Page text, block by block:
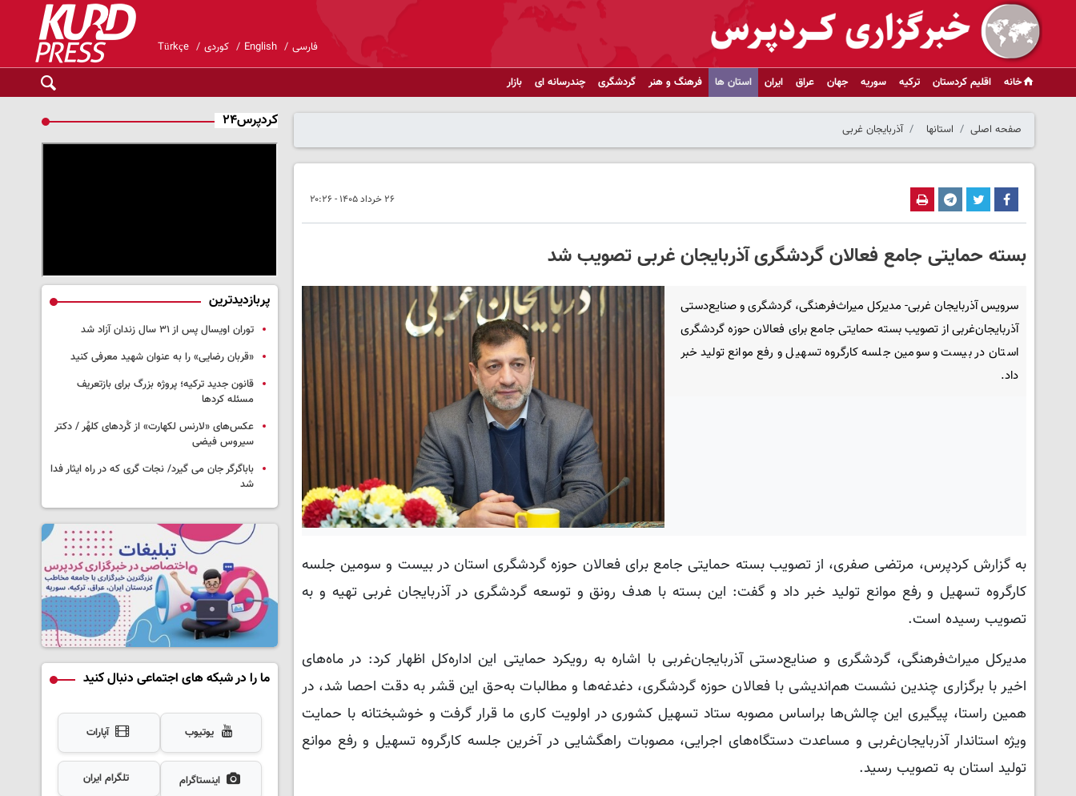
فارسی English کوردی Türkçe
خانه اقلیم کردستان ترکیه سوریه جهان عراق ایران استان ها فرهنگ و هنر گردشگری چندرسانه ای بازار
صفحه اصلی استانها آذربایجان غربی
۲۶ خرداد ۱۴۰۵ - ۲۰:۲۶
بسته حمایتی جامع فعالان گردشگری آذربایجان غربی تصویب شد
سرویس آذربایجان غربی- مدیرکل میراث‌فرهنگی، گردشگری و صنایع‌دستی
آذربایجان‌غربی از تصویب بسته حمایتی جامع برای فعالان حوزه گردشگری
استان در بیست و سومین جلسه کارگروه تسهیل و رفع موانع تولید خبر
داد.
به گزارش کردپرس، مرتضی صفری، از تصویب بسته حمایتی جامع برای فعالان حوزه گردشگری استان در بیست و سومین جلسه
کارگروه تسهیل و رفع موانع تولید خبر داد و گفت: این بسته با هدف رونق و توسعه گردشگری در آذربایجان غربی تهیه و به
تصویب رسیده است.
مدیرکل میراث‌فرهنگی، گردشگری و صنایع‌دستی آذربایجان‌غربی با اشاره به رویکرد حمایتی این اداره‌کل اظهار کرد: در ماه‌های
اخیر با برگزاری چندین نشست هم‌اندیشی با فعالان حوزه گردشگری، دغدغه‌ها و مطالبات به‌حق این قشر به دقت احصا شد، در
همین راستا، پیگیری این چالش‌ها براساس مصوبه ستاد تسهیل کشوری در اولویت کاری ما قرار گرفت و خوشبختانه با حمایت
ویژه استاندار آذربایجان‌غربی و مساعدت دستگاه‌های اجرایی، مصوبات راهگشایی در آخرین جلسه کارگروه تسهیل و رفع موانع
تولید استان به تصویب رسید.
کردپرس۲۴
پربازدیدترین
توران اویسال پس از ۳۱ سال زندان آزاد شد
«قربان رضایی» را به عنوان شهید معرفی کنید
قانون جدید ترکیه؛ پروژه بزرگ‌ برای بازتعریف
مسئله کردها
عکس‌های «لارنس لکهارت» از کُردهای کلهُر / دکتر
سیروس فیضی
باباگرگر جان می گیرد/ نجات گری که در راه ایثار فدا
شد
ما را در شبکه های اجتماعی دنبال کنید
یوتیوب آپارات
اینستاگرام تلگرام ایران